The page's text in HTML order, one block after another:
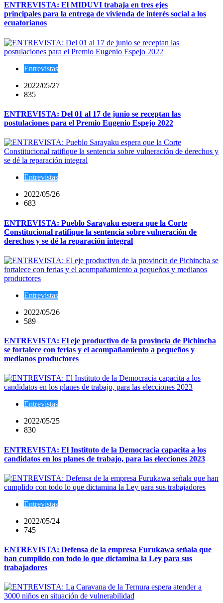
ENTREVISTA: El MIDUVI trabaja en tres ejes
principales para la entrega de vivienda de interés social a los
ecuatorianos
Entrevistas
2022/05/27
835
ENTREVISTA: Del 01 al 17 de junio se receptan las
postulaciones para el Premio Eugenio Espejo 2022
Entrevistas
2022/05/26
683
ENTREVISTA: Pueblo Sarayaku espera que la Corte
Constitucional ratifique la sentencia sobre vulneración de
derechos y se dé la reparación integral
Entrevistas
2022/05/26
589
ENTREVISTA: El eje productivo de la provincia de Pichincha
se fortalece con ferias y el acompañamiento a pequeños y
medianos productores
Entrevistas
2022/05/25
830
ENTREVISTA: El Instituto de la Democracia capacita a los
candidatos en los planes de trabajo, para las elecciones 2023
Entrevistas
2022/05/24
745
ENTREVISTA: Defensa de la empresa Furukawa señala que
han cumplido con todo lo que dictamina la Ley para sus
trabajadores